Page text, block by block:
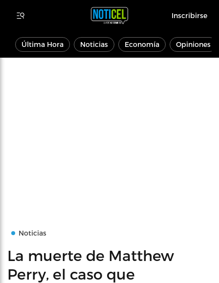
Inscribirse
Última Hora Noticias Economía Opiniones
Noticias
La muerte de Matthew
Perry, el caso que